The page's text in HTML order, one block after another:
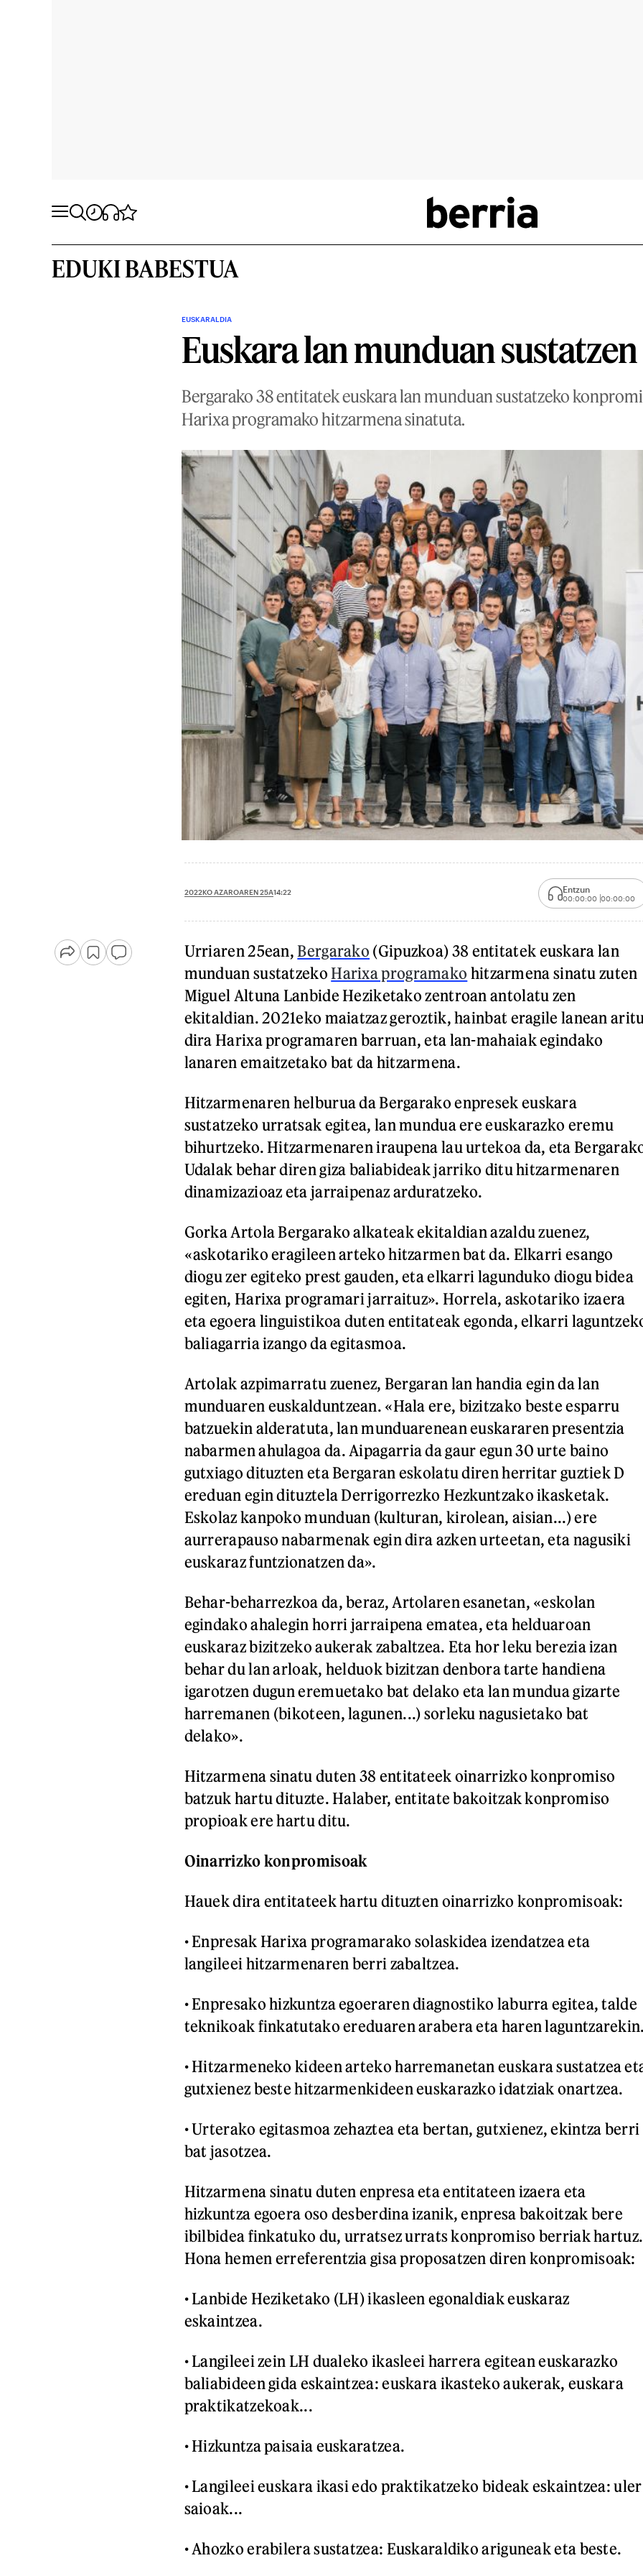
EDUKI BABESTUA
EUSKARALDIA
Euskara lan munduan sustatzen
Bergarako 38 entitatek euskara lan munduan sustatzeko
Harixa programako hitzarmena sinatuta.
2022KO AZAROAREN 25A14:22 Entzun
00:00:00 00:00:00
Urriaren 25ean,Bergarako (Gipuzkoa) 38 entitatek euskara lan
munduan sustatzekoHarixa programako hitzarmena sinatu zuten
Miguel Altuna Lanbide Heziketako zentroan antolatu zen
ekitaldian. 2021eko maiatzaz geroztik, hainbat eragile lanean
dira Harixa programaren barruan, eta lan-mahaiak egindako
lanaren emaitzetako bat da hitzarmena.
Hitzarmenaren helburua da Bergarako enpresek euskara
sustatzeko urratsak egitea, lan mundua ere euskarazko eremu
bihurtzeko. Hitzarmenaren iraupena lau urtekoa da, eta
Udalak behar diren giza baliabideak jarriko ditu hitzarmenaren
dinamizazioaz eta jarraipenaz arduratzeko.
Gorka Artola Bergarako alkateak ekitaldian azaldu zuenez,
«askotariko eragileen arteko hitzarmen bat da. Elkarri esango
diogu zer egiteko prest gauden, eta elkarri lagunduko diogu bidea
egiten, Harixa programari jarraituz». Horrela, askotariko izaera
eta egoera linguistikoa duten entitateak egonda, elkarri
baliagarria izango da egitasmoa.
Artolak azpimarratu zuenez, Bergaran lan handia egin da lan
munduaren euskalduntzean. «Hala ere, bizitzako beste esparru
batzuekin alderatuta, lan munduarenean euskararen presentzia
nabarmen ahulagoa da. Aipagarria da gaur egun 30 urte baino
gutxiago dituzten eta Bergaran eskolatu diren herritar guztiek D
ereduan egin dituztela Derrigorrezko Hezkuntzako ikasketak.
Eskolaz kanpoko munduan (kulturan, kirolean, aisian...) ere
aurrerapauso nabarmenak egin dira azken urteetan, eta nagusiki
euskaraz funtzionatzen da».
Behar-beharrezkoa da, beraz, Artolaren esanetan, «eskolan
egindako ahalegin horri jarraipena ematea, eta helduaroan
euskaraz bizitzeko aukerak zabaltzea. Eta hor leku berezia izan
behar du lan arloak, helduok bizitzan denbora tarte handiena
igarotzen dugun eremuetako bat delako eta lan mundua gizarte
harremanen (bikoteen, lagunen...) sorleku nagusietako bat
delako».
Hitzarmena sinatu duten 38 entitateek oinarrizko konpromiso
batzuk hartu dituzte. Halaber, entitate bakoitzak konpromiso
propioak ere hartu ditu.
Oinarrizko konpromisoak
Hauek dira entitateek hartu dituzten oinarrizko konpromisoak:
• Enpresak Harixa programarako solaskidea izendatzea eta
langileei hitzarmenaren berri zabaltzea.
• Enpresako hizkuntza egoeraren diagnostiko laburra egitea, talde
teknikoak finkatutako ereduaren arabera eta haren
• Hitzarmeneko kideen arteko harremanetan euskara sustatzea
gutxienez beste hitzarmenkideen euskarazko idatziak onartzea.
• Urterako egitasmoa zehaztea eta bertan, gutxienez, ekintza berri
bat jasotzea.
Hitzarmena sinatu duten enpresa eta entitateen izaera eta
hizkuntza egoera oso desberdina izanik, enpresa bakoitzak bere
ibilbidea finkatuko du, urratsez urrats konpromiso berriak hartuz.
Hona hemen erreferentzia gisa proposatzen diren konpromisoak:
• Lanbide Heziketako (LH) ikasleen egonaldiak euskaraz
eskaintzea.
• Langileei zein LH dualeko ikasleei harrera egitean euskarazko
baliabideen gida eskaintzea: euskara ikasteko aukerak, euskara
praktikatzekoak...
• Hizkuntza paisaia euskaratzea.
• Langileei euskara ikasi edo praktikatzeko bideak eskaintzea: uler
saioak...
• Ahozko erabilera sustatzea: Euskaraldiko ariguneak eta beste.